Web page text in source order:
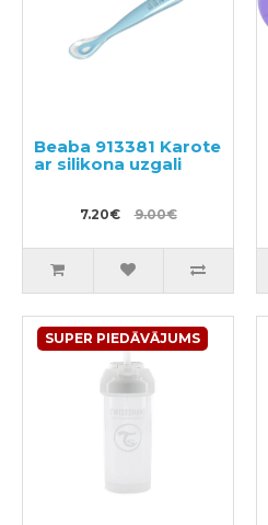
Beaba 913381 Karote
ar silikona uzgali
7.20€ 9.00€
SUPER PIEDĀVĀJUMS